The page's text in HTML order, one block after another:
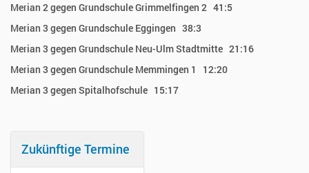
Merian 2 gegen Grundschule Grimmelfingen 2 41:5
Merian 3 gegen Grundschule Eggingen 38:3
Merian 3 gegen Grundschule Neu-Ulm Stadtmitte 21:16
Merian 3 gegen Grundschule Memmingen 1 12:20
Merian 3 gegen Spitalhofschule 15:17
Zukünftige Termine